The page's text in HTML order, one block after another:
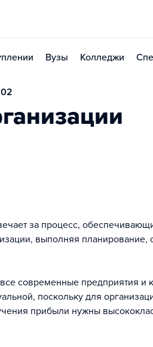
Вузы Колледжи
за процесс,
выполняя планирование,
современные предприятия и
поскольку для
прибыли нужны